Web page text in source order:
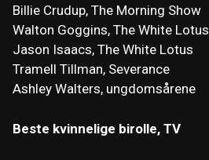
Billie Crudup, The Morning Show
Walton Goggins, The White Lotus
Jason Isaacs, The White Lotus
Tramell Tillman, Severance
Ashley Walters, ungdomsårene
Beste kvinnelige birolle, TV